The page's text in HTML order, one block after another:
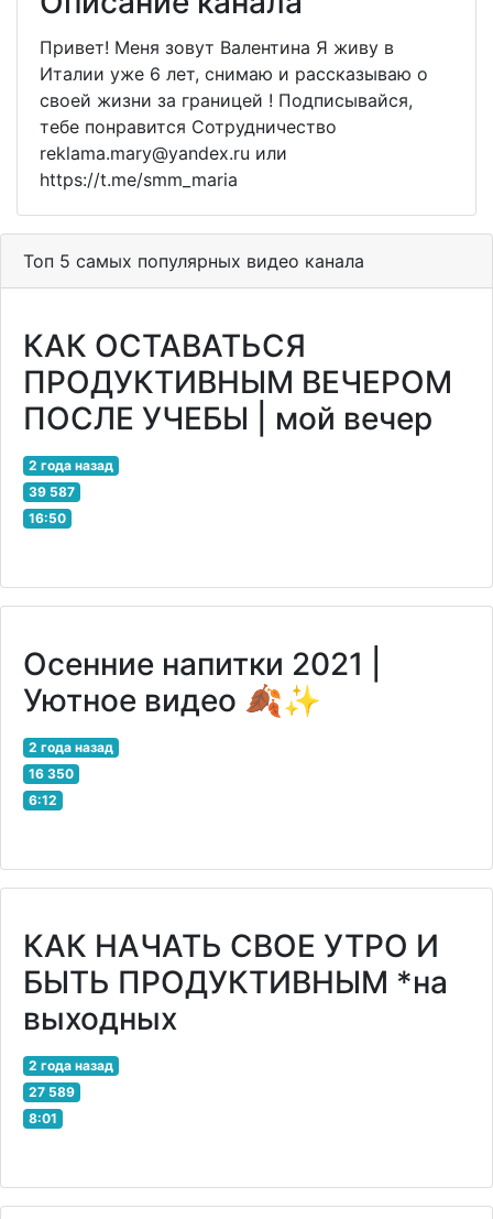
Привет! Меня зовут Валентина Я живу в
Италии уже 6 лет, снимаю и рассказываю о
своей жизни за границей ! Подписывайся,
тебе понравится Сотрудничество
reklama.mary@yandex.ru или
https://t.me/smm_maria
Топ 5 самых популярных видео канала
КАК ОСТАВАТЬСЯ
ПРОДУКТИВНЫМ ВЕЧЕРОМ
ПОСЛЕ УЧЕБЫ | мой вечер
2 года назад
39 587
16:50
Осенние напитки 2021 |
Уютное видео 🍂✨
2 года назад
16 350
6:12
КАК НАЧАТЬ СВОЕ УТРО И
БЫТЬ ПРОДУКТИВНЫМ *на
выходных
2 года назад
27 589
8:01